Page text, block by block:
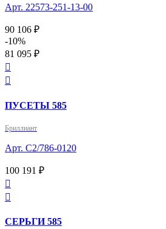
Арт. 22573-251-13-00
90 106 ₽
-10%
81 095 ₽


ПУСЕТЫ 585
Бриллиант
Арт. С2/786-0120
100 191 ₽


СЕРЬГИ 585